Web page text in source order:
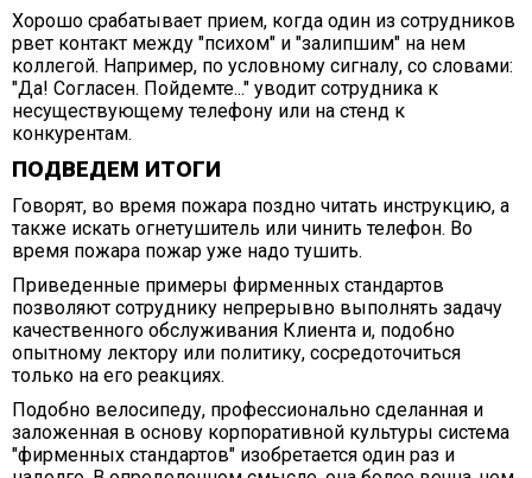
Хорошо срабатывает прием, когда один из сотрудников
рвет контакт между "психом" и "залипшим" на нем
коллегой. Например, по условному сигналу, со словами:
"Да! Согласен. Пойдемте..." уводит сотрудника к
несуществующему телефону или на стенд к
конкурентам.
ПОДВЕДЕМ ИТОГИ
Говорят, во время пожара поздно читать инструкцию, а
также искать огнетушитель или чинить телефон. Во
время пожара пожар уже надо тушить.
Приведенные примеры фирменных стандартов
позволяют сотруднику непрерывно выполнять задачу
качественного обслуживания Клиента и, подобно
опытному лектору или политику, сосредоточиться
только на его реакциях.
Подобно велосипеду, профессионально сделанная и
заложенная в основу корпоративной культуры система
"фирменных стандартов" изобретается один раз и